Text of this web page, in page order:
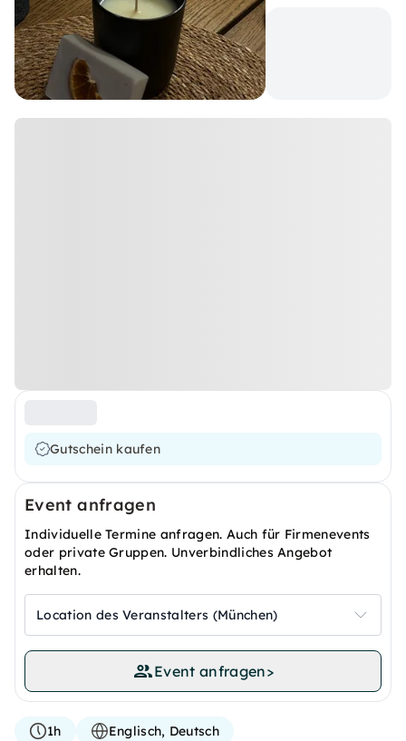
Gutschein kaufen
Event anfragen
Individuelle Termine anfragen. Auch für Firmenevents
oder private Gruppen. Unverbindliches Angebot
erhalten.
Location des Veranstalters (München)
Event anfragen>
1h
Englisch, Deutsch